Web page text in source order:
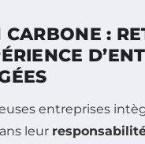
:
entreprises
leur